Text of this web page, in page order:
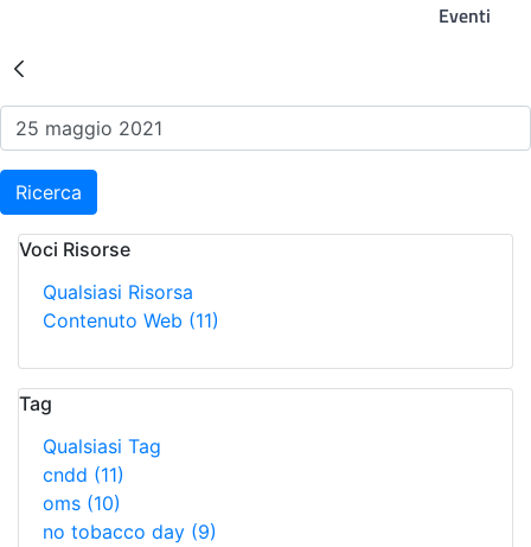
Eventi
Risultati della Ricerca -
Ricerca
Voci Risorse
Qualsiasi Risorsa
Contenuto Web (11)
Tag
Qualsiasi Tag
cndd (11)
oms (10)
no tobacco day (9)